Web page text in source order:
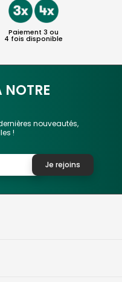
Paiement 3 ou
4 fois disponible
nouveautés,
!
Je rejoins